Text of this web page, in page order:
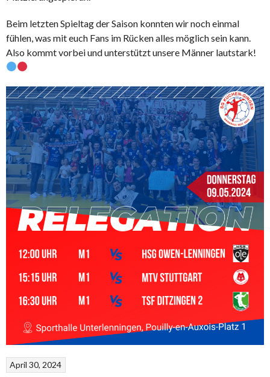
Beim letzten Spieltag der Saison konnten wir noch einmal
fühlen, was mit euch Fans im Rücken alles möglich sein kann.
Also kommt vorbei und unterstützt unsere Männer lautstark!
April 30, 2024